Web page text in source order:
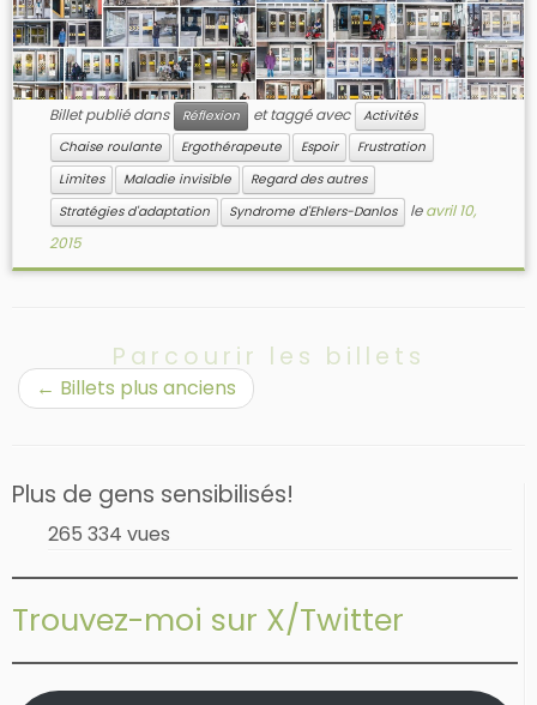
Billet publié dans Réflexion et taggé avec
Activités
Chaise roulante
Ergothérapeute Espoir
Frustration
Limites
Maladie invisible
Regard des autres
Stratégies d'adaptation
Syndrome d'Ehlers-Danlos leavril 10,
2015
Parcourir les billets
← Billets plus anciens
Plus de gens sensibilisés!
265 334 vues
Trouvez-moi sur X/Twitter